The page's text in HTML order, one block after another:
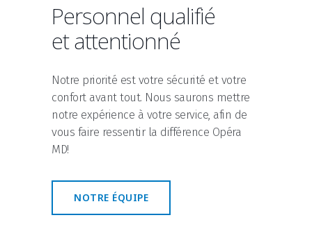
Personnel qualifié
et attentionné
Notre priorité est votre sécurité et votre
confort avant tout. Nous saurons mettre
notre expérience à votre service, afin de
vous faire ressentir la différence Opéra
MD!
NOTRE ÉQUIPE